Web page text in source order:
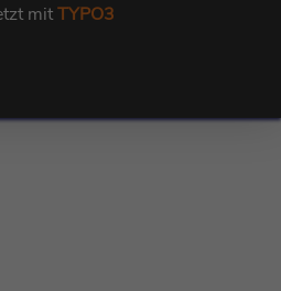
mitTYPO3